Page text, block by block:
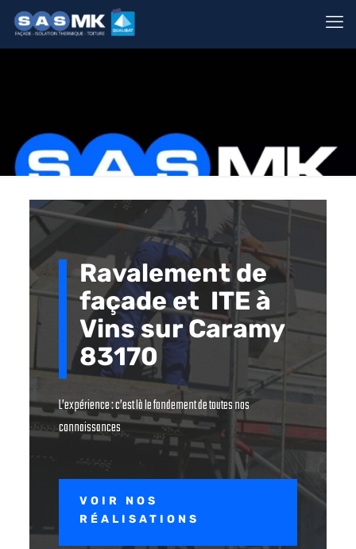
Ravalement de
façade et ITE à
Vins sur Caramy
83170
L’expérience : c’est là le fondement de toutes nos
connaissances
VOIR NOS
RÉALISATIONS